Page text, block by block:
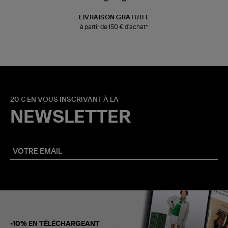
LIVRAISON GRATUITE
à partir de 150 € d'achat*
20 € EN VOUS INSCRIVANT À LA
NEWSLETTER
-10% EN TÉLÉCHARGEANT